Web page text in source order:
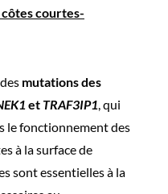
courtes-
mutations des
et TRAF3IP1, qui
le fonctionnement des
à la surface de
sont essentielles à la